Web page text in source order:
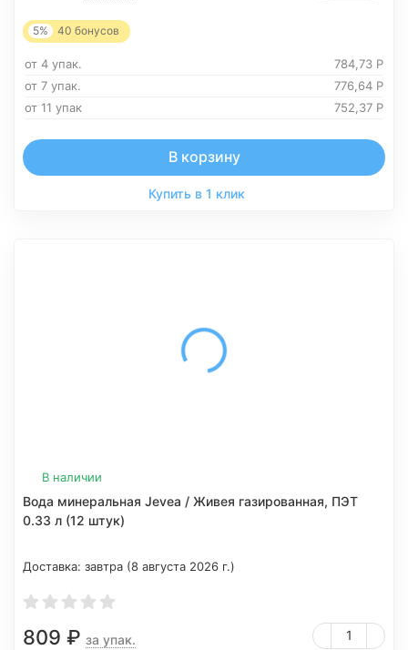
5% 40 бонусов
от 4 упак. 784,73 Р
от 7 упак.
776,64 Р
от 11 упак
752,37 Р
В корзину
Купить в 1 клик
В наличии
Вода минеральная Jevea / Живея газированная, ПЭТ
0.33 л (12 штук)
Доставка: завтра (8 августа 2026 г.)
809 ₽ за упак.